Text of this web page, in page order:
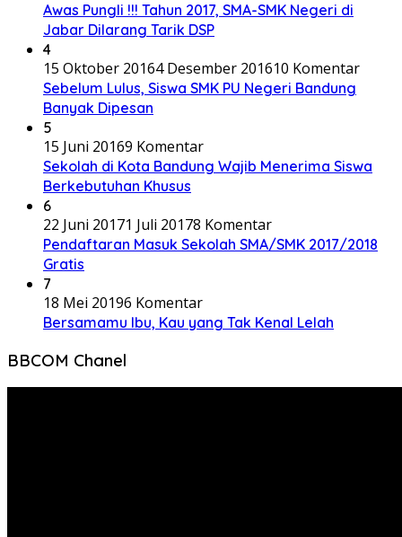
Awas Pungli !!! Tahun 2017, SMA-SMK Negeri di
Jabar Dilarang Tarik DSP
4
15 Oktober 20164 Desember 201610 Komentar
Sebelum Lulus, Siswa SMK PU Negeri Bandung
Banyak Dipesan
5
15 Juni 20169 Komentar
Sekolah di Kota Bandung Wajib Menerima Siswa
Berkebutuhan Khusus
6
22 Juni 20171 Juli 20178 Komentar
Pendaftaran Masuk Sekolah SMA/SMK 2017/2018
Gratis
7
18 Mei 20196 Komentar
Bersamamu Ibu, Kau yang Tak Kenal Lelah
BBCOM Chanel